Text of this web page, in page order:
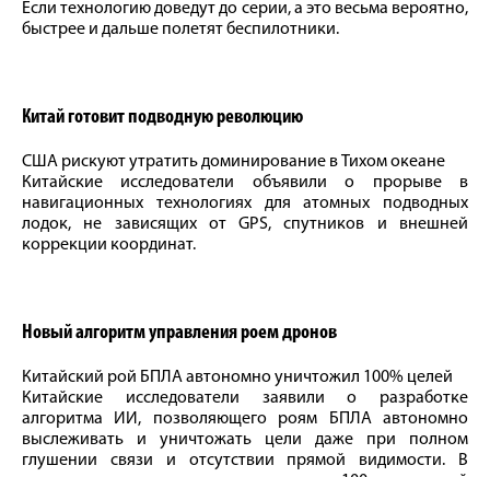
Если технологию доведут до серии, а это весьма вероятно,
быстрее и дальше полетят беспилотники.
Китай готовит подводную революцию
США рискуют утратить доминирование в Тихом океане
Китайские исследователи объявили о прорыве в
навигационных технологиях для атомных подводных
лодок, не зависящих от GPS, спутников и внешней
коррекции координат.
Новый алгоритм управления роем дронов
Китайский рой БПЛА автономно уничтожил 100% целей
Китайские исследователи заявили о разработке
алгоритма ИИ, позволяющего роям БПЛА автономно
выслеживать и уничтожать цели даже при полном
глушении связи и отсутствии прямой видимости. В